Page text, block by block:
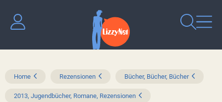
Home Rezensionen Bücher, Bücher, Bücher
2013, Jugendbücher, Romane, Rezensionen